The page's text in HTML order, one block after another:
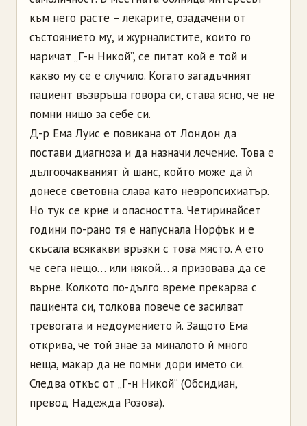
към него расте – лекарите, озадачени от
състоянието му, и журналистите, които го
наричат „Г-н Никой”, се питат кой е той и
какво му се е случило. Когато загадъчният
пациент възвръща говора си, става ясно, че не
помни нищо за себе си.
Д-р Ема Луис е повикана от Лондон да
постави диагноза и да назначи лечение. Това е
дългоочакваният ѝ шанс, който може да ѝ
донесе световна слава като невропсихиатър.
Но тук се крие и опасността. Четиринайсет
години по-рано тя е напуснала Норфък и е
скъсала всякакви връзки с това място. А ето
че сега нещо… или някой… я призовава да се
върне. Колкото по-дълго време прекарва с
пациента си, толкова повече се засилват
тревогата и недоумението й. Защото Ема
открива, че той знае за миналото й много
неща, макар да не помни дори името си.
Следва откъс от „Г-н Никой“ (Обсидиан,
превод Надежда Розова).